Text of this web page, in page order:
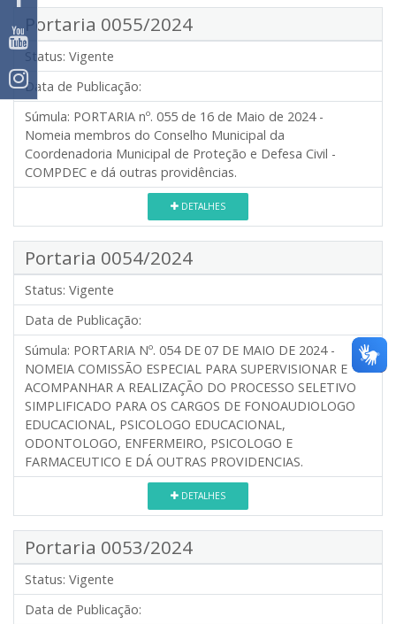
Portaria 0055/2024
Status: Vigente
Data de Publicação:
Súmula: PORTARIA nº. 055 de 16 de Maio de 2024 -
Nomeia membros do Conselho Municipal da
Coordenadoria Municipal de Proteção e Defesa Civil -
COMPDEC e dá outras providências.
DETALHES
Portaria 0054/2024
Status: Vigente
Data de Publicação:
Súmula: PORTARIA Nº. 054 DE 07 DE MAIO DE 2024 -
NOMEIA COMISSÃO ESPECIAL PARA SUPERVISIONAR E
ACOMPANHAR A REALIZAÇÃO DO PROCESSO SELETIVO
SIMPLIFICADO PARA OS CARGOS DE FONOAUDIOLOGO
EDUCACIONAL, PSICOLOGO EDUCACIONAL,
ODONTOLOGO, ENFERMEIRO, PSICOLOGO E
FARMACEUTICO E DÁ OUTRAS PROVIDENCIAS.
DETALHES
Portaria 0053/2024
Status: Vigente
Data de Publicação: